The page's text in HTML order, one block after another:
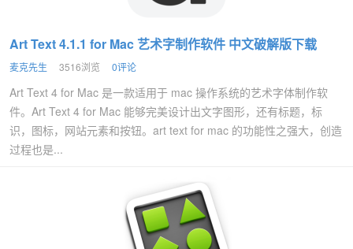
Art Text 4.1.1 for Mac 艺术字制作软件 中文破解版下载
麦克先生 3516浏览 0评论
Art Text 4 for Mac 是一款适用于 mac 操作系统的艺术字体制作软
件。Art Text 4 for Mac 能够完美设计出文字图形，还有标题，标
识，图标，网站元素和按钮。art text for mac 的功能性之强大，创造
过程也是...